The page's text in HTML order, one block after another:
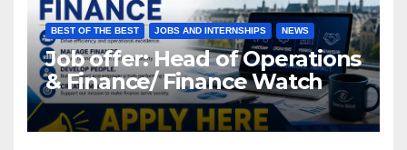
BEST OF THE BEST JOBS AND INTERNSHIPS NEWS
Job offer: Head of Operations
& Finance/ Finance Watch